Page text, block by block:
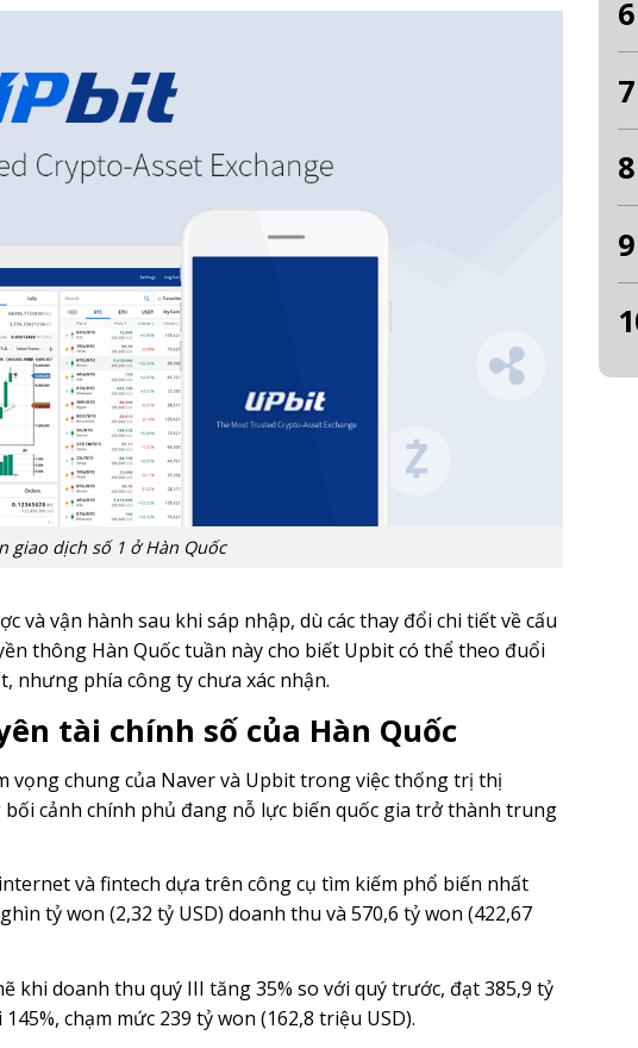
giao dịch số 1 ở Hàn Quốc
và vận hành sau khi sáp nhập, dù các thay đổi chi tiết về cấu
thông Hàn Quốc tuần này cho biết Upbit có thể theo đuổi
nhưng phía công ty chưa xác nhận.
tài chính số của Hàn Quốc
vọng chung của Naver và Upbit trong việc thống trị thị
cảnh chính phủ đang nỗ lực biến quốc gia trở thành trung
và fintech dựa trên công cụ tìm kiếm phổ biến nhất
tỷ won (2,32 tỷ USD) doanh thu và 570,6 tỷ won (422,67
khi doanh thu quý III tăng 35% so với quý trước, đạt 385,9 tỷ
chạm mức 239 tỷ won (162,8 triệu USD).
6
7
8
9